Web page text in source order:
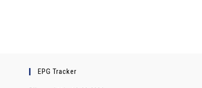
EPG Tracker